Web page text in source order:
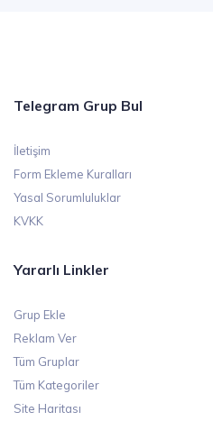
Telegram Grup Bul
İletişim
Form Ekleme Kuralları
Yasal Sorumluluklar
KVKK
Yararlı Linkler
Grup Ekle
Reklam Ver
Tüm Gruplar
Tüm Kategoriler
Site Haritası